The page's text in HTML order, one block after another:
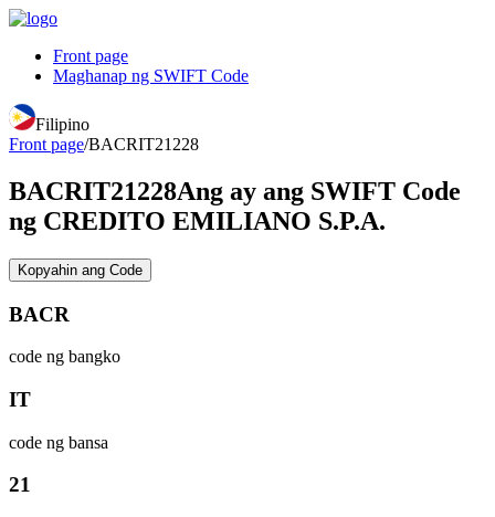
Front page
Maghanap ng SWIFT Code
Filipino
Front page/BACRIT21228
BACRIT21228Ang ay ang SWIFT Code
ng CREDITO EMILIANO S.P.A.
Kopyahin ang Code
BACR
code ng bangko
IT
code ng bansa
21